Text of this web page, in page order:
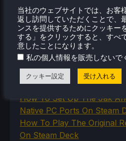
How To Play Stardew
Deck
How To Set Up The Steam
Steam Deck
How To Install The Legend
Princess PC Port On Steam
How To Set Up The Jak
Native PC Ports On Steam
How To Play The Original
On Steam Deck
当社のウェブサイトでは、お客
返し訪問していただくことで、
ンスを提供するためにクッキー
する」をクリックすると、すべ
意したことになります。
私の個人情報を販売しないで
クッキー設定 受け入れる